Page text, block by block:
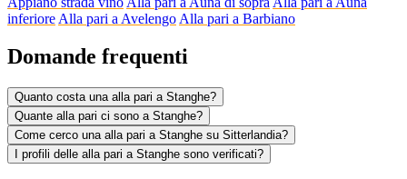
inferiore Alla pari a Avelengo Alla pari a Barbiano
Domande frequenti
Quanto costa una alla pari a Stanghe?
Quante alla pari ci sono a Stanghe?
Come cerco una alla pari a Stanghe su Sitterlandia?
I profili delle alla pari a Stanghe sono verificati?